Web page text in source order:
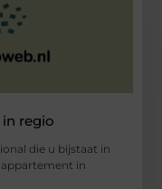
regio
die u bijstaat in
in